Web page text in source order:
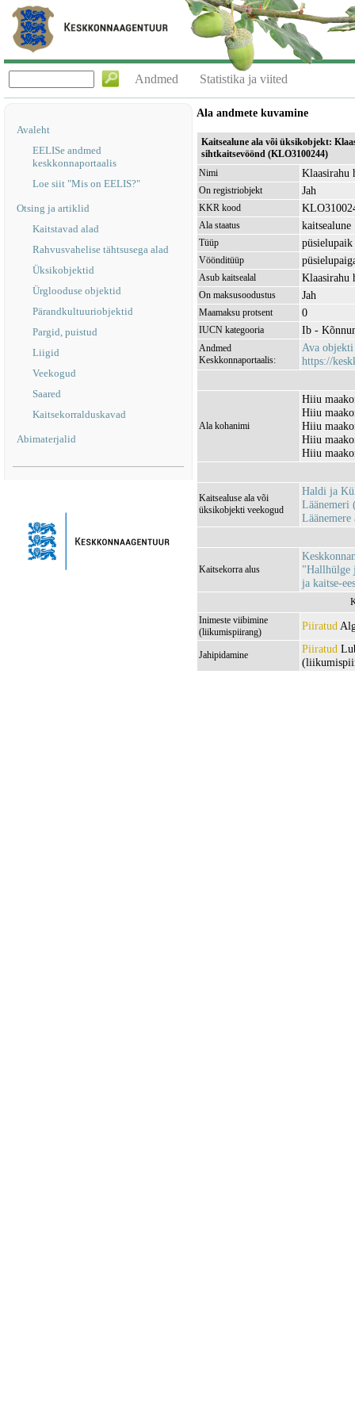
Andmed Statistika ja viited
Avaleht
EELISe andmed
keskkonnaportaalis
Loe siit "Mis on EELIS?"
Otsing ja artiklid
Kaitstavad alad
Rahvusvahelise tähtsusega alad
Üksikobjektid
Ürglooduse objektid
Pärandkultuuriobjektid
Pargid, puistud
Liigid
Veekogud
Saared
Kaitsekorralduskavad
Abimaterjalid
Ala andmete kuvamine
Kaitsealune ala või üksikobjekt:
sihtkaitsevöönd (KLO3100244)
Nimi
Klaasirahu
On registriobjekt Jah
KKR kood
Ala staatus kaitsealune
Tüüp püsielupaik
Vöönditüüp
Asub kaitsealal Klaasirahu
On maksusoodustus Jah
Maamaksu protsent 0
IUCN kategooria Ib -
Andmed
Keskkonnaportaalis:
Ava objekti
https://
Ala kohanimi
Hiiu
Hiiu
Hiiu
Hiiu
Hiiu
Kaitsealuse ala või
üksikobjekti veekogud
Haldi ja
Läänemeri
Läänemere
Kaitsekorra alus
"Hallhülge
ja kaitse-
Inimeste viibimine
(liikumispiirang)
Piiratud
Jahipidamine Piiratud